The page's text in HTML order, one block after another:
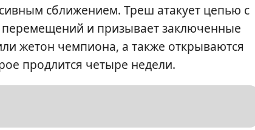
сближением. Треш атакует цепью с
перемещений и призывает заключенные
жетон чемпиона, а также открываются
продлится четыре недели.